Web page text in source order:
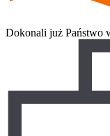
Dokonali już Państwo